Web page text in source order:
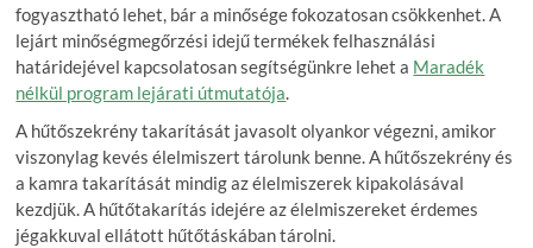
fogyasztható lehet, bár a minősége fokozatosan csökkenhet. A
lejárt minőségmegőrzési idejű termékek felhasználási
határidejével kapcsolatosan segítségünkre lehet a Maradék
nélkül program lejárati útmutatója
A hűtőszekrény takarítását javasolt olyankor végezni, amikor
viszonylag kevés élelmiszert tárolunk benne. A hűtőszekrény és
a kamra takarítását mindig az élelmiszerek kipakolásával
kezdjük. A hűtőtakarítás idejére az élelmiszereket érdemes
jégakkuval ellátott hűtőtáskában tárolni.